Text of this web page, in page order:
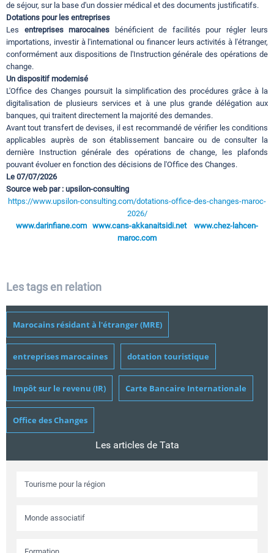
de séjour, sur la base d'un dossier médical et des documents justificatifs.
Dotations pour les entreprises
Les entreprises marocaines bénéficient de facilités pour régler leurs
importations, investir à l'international ou financer leurs activités à l'étranger,
conformément aux dispositions de l'Instruction générale des opérations de
change.
Un dispositif modernisé
L'Office des Changes poursuit la simplification des procédures grâce à la
digitalisation de plusieurs services et à une plus grande délégation aux
banques, qui traitent directement la majorité des demandes.
Avant tout transfert de devises, il est recommandé de vérifier les conditions
applicables auprès de son établissement bancaire ou de consulter la
dernière Instruction générale des opérations de change, les plafonds
pouvant évoluer en fonction des décisions de l'Office des Changes.
Le 07/07/2026
Source web par : upsilon-consulting
https://www.upsilon-consulting.com/dotations-office-des-changes-maroc-
2026/
www.darinfiane.com www.cans-akkanaitsidi.net
www.chez-lahcen-
maroc.com
Les tags en relation
Marocains résidant à l'étranger (MRE)
entreprises marocaines dotation touristique
Impôt sur le revenu (IR) Carte Bancaire Internationale
Office des Changes
Les articles de Tata
Tourisme pour la région
Monde associatif